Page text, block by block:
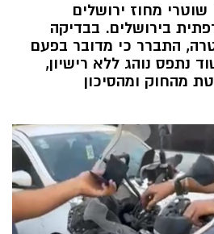
מחוז ירושלים
בירושלים. בבדיקה
התברר כי מדובר בפעם
נתפס נוהג ללא רישיון,
מהחוק ומהסיכון